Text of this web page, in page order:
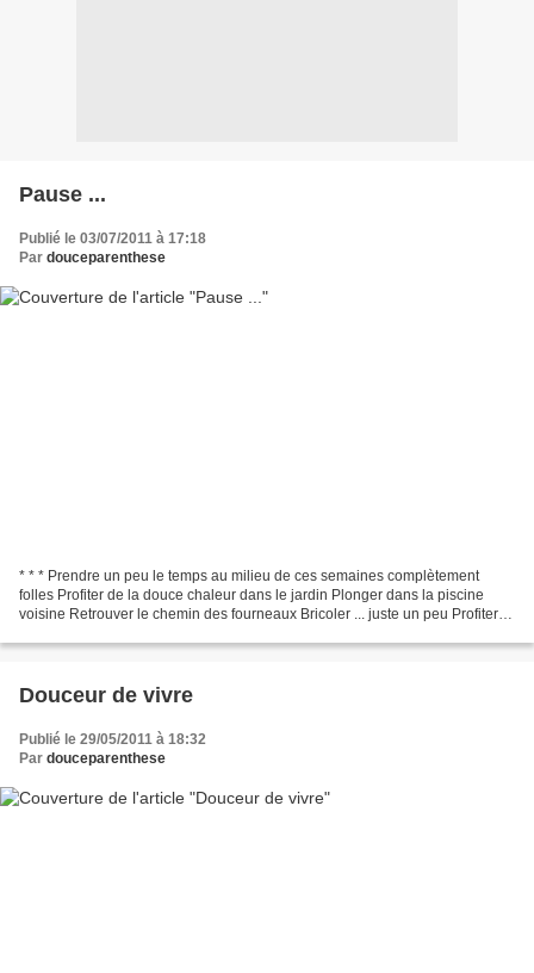
Pause ...
Publié le 03/07/2011 à 17:18
Par douceparenthese
* * * Prendre un peu le temps au milieu de ces semaines complètement
folles Profiter de la douce chaleur dans le jardin Plonger dans la piscine
voisine Retrouver le chemin des fourneaux Bricoler ... juste un peu Profiter
Douceur de vivre
Publié le 29/05/2011 à 18:32
Par douceparenthese